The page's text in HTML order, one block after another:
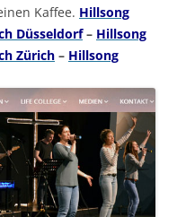
Kaffee. Hillsong
Düsseldorf– Hillsong
Zürich – Hillsong